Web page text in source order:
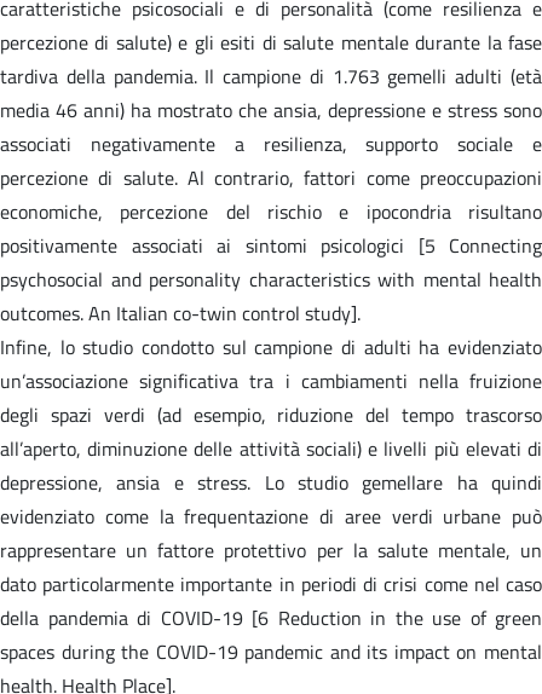
caratteristiche psicosociali e di personalità (come resilienza e
percezione di salute) e gli esiti di salute mentale durante la fase
tardiva della pandemia. Il campione di 1.763 gemelli adulti (età
media 46 anni) ha mostrato che ansia, depressione e stress sono
associati negativamente a resilienza, supporto sociale e
percezione di salute. Al contrario, fattori come preoccupazioni
economiche, percezione del rischio e ipocondria risultano
positivamente associati ai sintomi psicologici [5 Connecting
psychosocial and personality characteristics with mental health
outcomes. An Italian co-twin control study].
Infine, lo studio condotto sul campione di adulti ha evidenziato
un’associazione significativa tra i cambiamenti nella fruizione
degli spazi verdi (ad esempio, riduzione del tempo trascorso
all’aperto, diminuzione delle attività sociali) e livelli più elevati di
depressione, ansia e stress. Lo studio gemellare ha quindi
evidenziato come la frequentazione di aree verdi urbane può
rappresentare un fattore protettivo per la salute mentale, un
dato particolarmente importante in periodi di crisi come nel caso
della pandemia di COVID-19 [6 Reduction in the use of green
spaces during the COVID-19 pandemic and its impact on mental
health. Health Place].